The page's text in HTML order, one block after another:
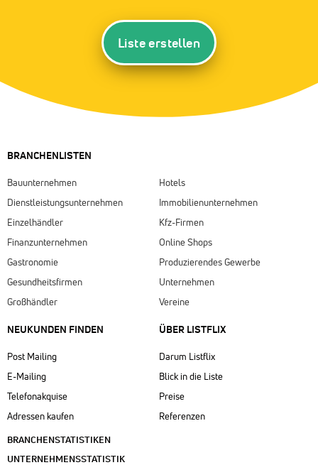
Liste erstellen
BRANCHENLISTEN
Bauunternehmen
Dienstleistungsunternehmen
Einzelhändler
Finanzunternehmen
Gastronomie
Gesundheitsfirmen
Großhändler
Hotels
Immobilienunternehmen
Kfz-Firmen
Online Shops
Produzierendes Gewerbe
Unternehmen
Vereine
NEUKUNDEN FINDEN
Post Mailing
E-Mailing
Telefonakquise
Adressen kaufen
BRANCHENSTATISTIKEN
UNTERNEHMENSSTATISTIK
ÜBER LISTFLIX​
Darum Listflix
Blick in die Liste
Preise
Referenzen